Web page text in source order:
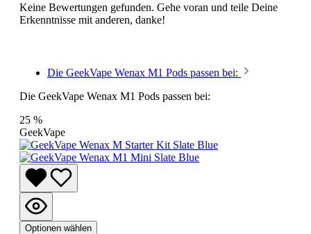
Keine Bewertungen gefunden. Gehe voran und teile Deine
Erkenntnisse mit anderen, danke!
Die GeekVape Wenax M1 Pods passen bei:
Die GeekVape Wenax M1 Pods passen bei:
25 %
GeekVape
Optionen wählen